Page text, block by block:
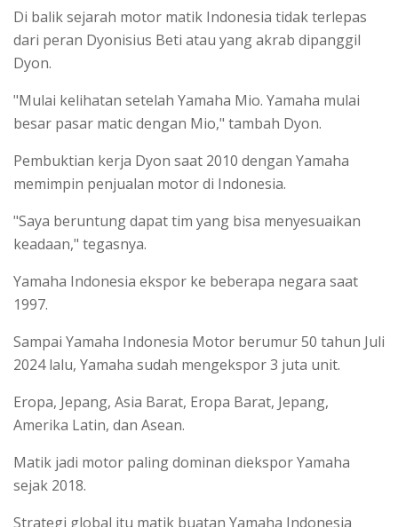
Di balik sejarah motor matik Indonesia tidak terlepas
dari peran Dyonisius Beti atau yang akrab dipanggil
Dyon.
"Mulai kelihatan setelah Yamaha Mio. Yamaha mulai
besar pasar matic dengan Mio," tambah Dyon.
Pembuktian kerja Dyon saat 2010 dengan Yamaha
memimpin penjualan motor di Indonesia.
"Saya beruntung dapat tim yang bisa menyesuaikan
keadaan," tegasnya.
Yamaha Indonesia ekspor ke beberapa negara saat
1997.
Sampai Yamaha Indonesia Motor berumur 50 tahun Juli
2024 lalu, Yamaha sudah mengekspor 3 juta unit.
Eropa, Jepang, Asia Barat, Eropa Barat, Jepang,
Amerika Latin, dan Asean.
Matik jadi motor paling dominan diekspor Yamaha
sejak 2018.
Strategi global itu matik buatan Yamaha Indonesia